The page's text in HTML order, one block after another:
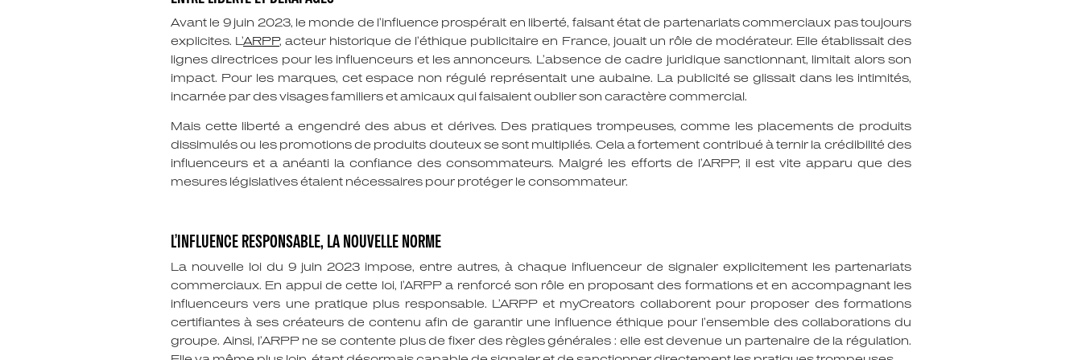
Avant le 9 juin 2023, le monde de l’influence prospérait en liberté, faisant état de partenariats commerciaux pas toujours
explicites. L’ARPP, acteur historique de l’éthique publicitaire en France, jouait un rôle de modérateur. Elle établissait des
lignes directrices pour les influenceurs et les annonceurs. L’absence de cadre juridique sanctionnant, limitait alors son
impact. Pour les marques, cet espace non régulé représentait une aubaine. La publicité se glissait dans les intimités,
incarnée par des visages familiers et amicaux qui faisaient oublier son caractère commercial.
Mais cette liberté a engendré des abus et dérives. Des pratiques trompeuses, comme les placements de produits
dissimulés ou les promotions de produits douteux se sont multipliés. Cela a fortement contribué à ternir la crédibilité des
influenceurs et a anéanti la confiance des consommateurs. Malgré les efforts de l’ARPP, il est vite apparu que des
mesures législatives étaient nécessaires pour protéger le consommateur.
L’INFLUENCE RESPONSABLE, LA NOUVELLE NORME
La nouvelle loi du 9 juin 2023 impose, entre autres, à chaque influenceur de signaler explicitement les partenariats
commerciaux. En appui de cette loi, l’ARPP a renforcé son rôle en proposant des formations et en accompagnant les
influenceurs vers une pratique plus responsable. L’ARPP et myCreators collaborent pour proposer des formations
certifiantes à ses créateurs de contenu afin de garantir une influence éthique pour l’ensemble des collaborations du
groupe. Ainsi, l’ARPP ne se contente plus de fixer des règles générales : elle est devenue un partenaire de la régulation.